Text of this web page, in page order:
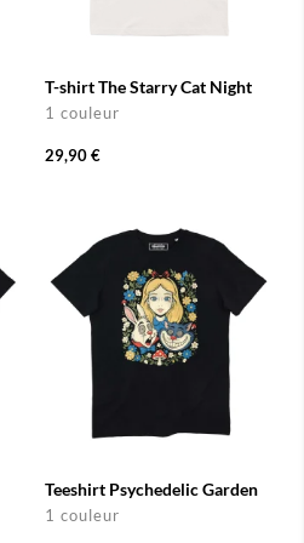
T-shirt The Starry Cat Night
1 couleur
29,90 €
Teeshirt Psychedelic Garden
1 couleur